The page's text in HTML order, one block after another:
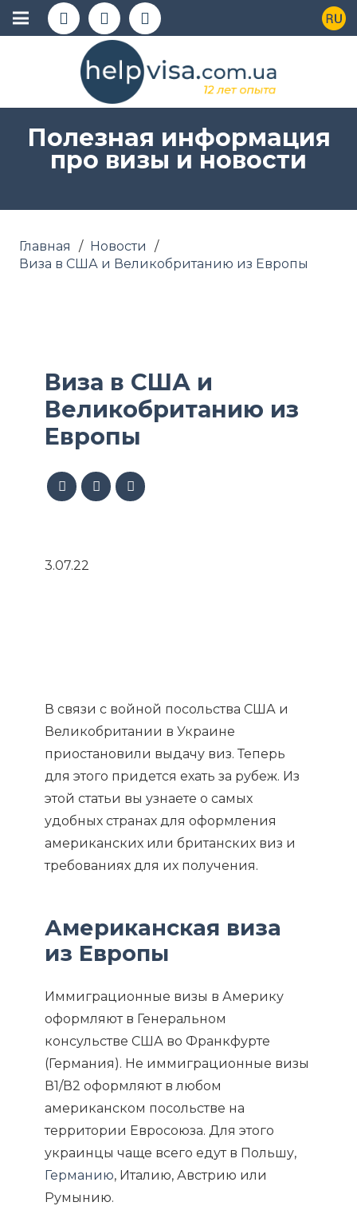
Полезная информация
про визы и новости
Главная / Новости
/
Виза в США и Великобританию из Европы
Виза в США и
Великобританию из
Европы
3.07.22
В связи с войной посольства США и
Великобритании в Украине
приостановили выдачу виз. Теперь
для этого придется ехать за рубеж. Из
этой статьи вы узнаете о самых
удобных странах для оформления
американских или британских виз и
требованиях для их получения.
Американская виза
из Европы
Иммиграционные визы в Америку
оформляют в Генеральном
консульстве США во Франкфурте
(Германия). Не иммиграционные визы
В1/В2 оформляют в любом
американском посольстве на
территории Евросоюза. Для этого
украинцы чаще всего едут в Польшу,
Германию, Италию, Австрию или
Румынию.